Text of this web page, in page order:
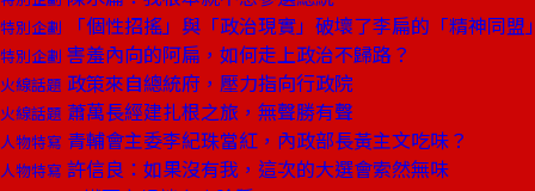
特別企劃 「個性招搖」與「政治現實」破壞了李扁的「精神同盟
特別企劃 害羞內向的阿扁，如何走上政治不歸路？
火線話題 政策來自總統府，壓力指向行政院
火線話題 蕭萬長經建扎根之旅，無聲勝有聲
人物特寫 青輔會主委李紀珠當紅，內政部長黃主文吃味？
人物特寫 許信良：如果沒有我，這次的大選會索然無味